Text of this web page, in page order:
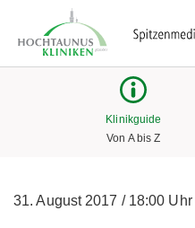
Klinikguide
Von A bis Z
31. August 2017 /18:00 Uhr